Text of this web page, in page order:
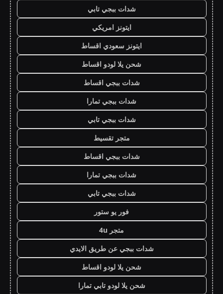
شدات ببجي تابي
ايتونز امريكي
ايتونز سعودي اقساط
شحن يلا لودو اقساط
شدات ببجي اقساط
شدات ببجي تمارا
شدات ببجي تابي
متجر تقسيط
شدات ببجي اقساط
شدات ببجي تمارا
شدات ببجي تابي
فور يو ستور
متجر 4u
شدات ببجي عن طريق الايدي
شحن يلا لودو اقساط
شحن يلا لودو تابي تمارا